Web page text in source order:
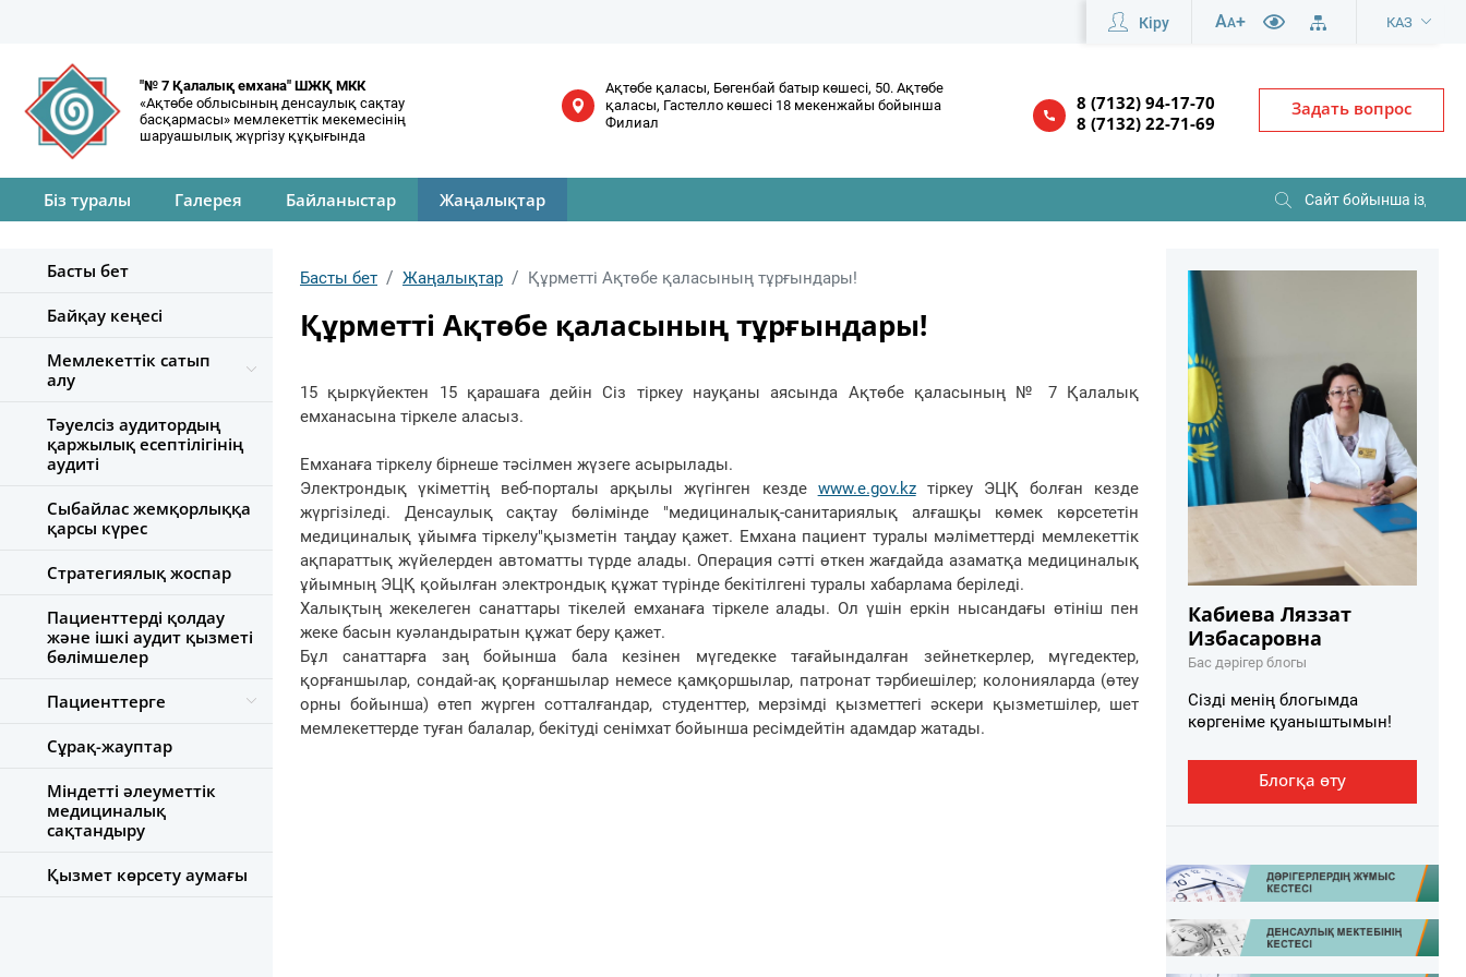
Кіру AA+ КАЗ
"№ 7 Қалалық емхана" ШЖҚ МКК
«Ақтөбе облысының денсаулық сақтау
басқармасы» мемлекеттік мекемесінің
шаруашылық жүргізу құқығында
Ақтөбе қаласы, Бөгенбай батыр көшесі, 50. Ақтөбе
қаласы, Гастелло көшесі 18 мекенжайы бойынша
Филиал
8 (7132) 94-17-70
8 (7132) 22-71-69
Задать вопрос
Біз туралы Галерея Байланыстар Жаңалықтар
Басты бет
Байқау кеңесі
Мемлекеттік сатып
алу
Тәуелсіз аудитордың
қаржылық есептілігінің
аудиті
Сыбайлас жемқорлыққа
қарсы күрес
Стратегиялық жоспар
Пациенттерді қолдау
және ішкі аудит қызметі
бөлімшелер
Пациенттерге
Сұрақ-жауптар
Міндетті әлеуметтік
медициналық
сақтандыру
Қызмет көрсету аумағы
Басты бет Жаңалықтар Құрметті Ақтөбе қаласының тұрғындары!
Құрметті Ақтөбе қаласының тұрғындары!
15 қыркүйектен 15 қарашаға дейін Сіз тіркеу науқаны аясында Ақтөбе қаласының № 7 Қалалық
емханасына тіркеле аласыз.
Емханаға тіркелу бірнеше тәсілмен жүзеге асырылады.
Электрондық үкіметтің веб-порталы арқылы жүгінген кезде www.e.gov.kzтіркеу ЭЦҚ болған кезде
жүргізіледі. Денсаулық сақтау бөлімінде "медициналық-санитариялық алғашқы көмек көрсететін
медициналық ұйымға тіркелу"қызметін таңдау қажет. Емхана пациент туралы мәліметтерді мемлекеттік
ақпараттық жүйелерден автоматты түрде алады. Операция сәтті өткен жағдайда азаматқа медициналық
ұйымның ЭЦҚ қойылған электрондық құжат түрінде бекітілгені туралы хабарлама беріледі.
Халықтың жекелеген санаттары тікелей емханаға тіркеле алады. Ол үшін еркін нысандағы өтініш пен
жеке басын куәландыратын құжат беру қажет.
Бұл санаттарға заң бойынша бала кезінен мүгедекке тағайындалған зейнеткерлер, мүгедектер,
қорғаншылар, сондай-ақ қорғаншылар немесе қамқоршылар, патронат тәрбиешілер; колонияларда (өтеу
орны бойынша) өтеп жүрген сотталғандар, студенттер, мерзімді қызметтегі әскери қызметшілер, шет
мемлекеттерде туған балалар, бекітуді сенімхат бойынша ресімдейтін адамдар жатады.
Кабиева Ляззат
Избасаровна
Бас дәрігер блогы
Сізді менің блогымда
көргеніме қуаныштымын!
Блогқа өту